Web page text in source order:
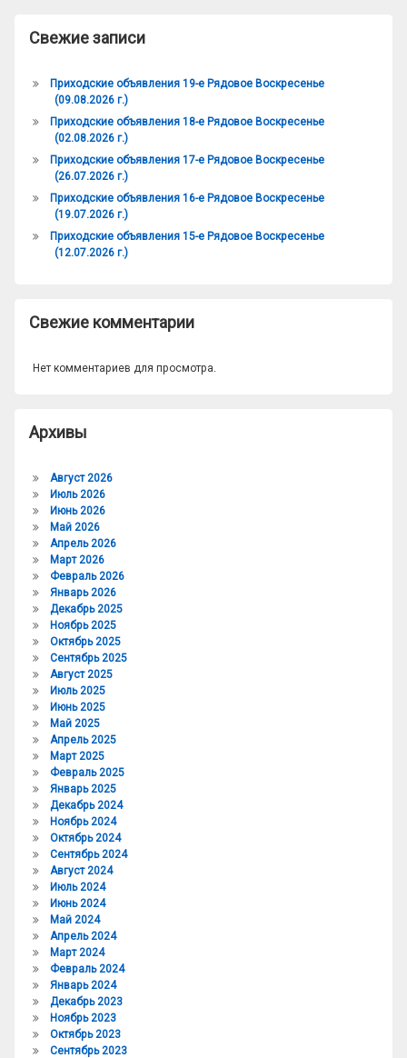
Свежие записи
Приходские объявления 19-е Рядовое Воскресенье
(09.08.2026 г.)
Приходские объявления 18-е Рядовое Воскресенье
(02.08.2026 г.)
Приходские объявления 17-е Рядовое Воскресенье
(26.07.2026 г.)
Приходские объявления 16-е Рядовое Воскресенье
(19.07.2026 г.)
Приходские объявления 15-е Рядовое Воскресенье
(12.07.2026 г.)
Свежие комментарии
Нет комментариев для просмотра.
Архивы
Август 2026
Июль 2026
Июнь 2026
Май 2026
Апрель 2026
Март 2026
Февраль 2026
Январь 2026
Декабрь 2025
Ноябрь 2025
Октябрь 2025
Сентябрь 2025
Август 2025
Июль 2025
Июнь 2025
Май 2025
Апрель 2025
Март 2025
Февраль 2025
Январь 2025
Декабрь 2024
Ноябрь 2024
Октябрь 2024
Сентябрь 2024
Август 2024
Июль 2024
Июнь 2024
Май 2024
Апрель 2024
Март 2024
Февраль 2024
Январь 2024
Декабрь 2023
Ноябрь 2023
Октябрь 2023
Сентябрь 2023